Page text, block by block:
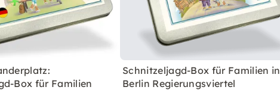
Box für Familien
Schnitzeljagd-Box für Familien in
Berlin Regierungsviertel